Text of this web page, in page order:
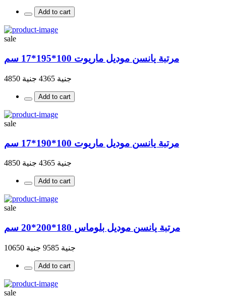
Add to cart
sale
مرتبة يانسن موديل ماريوت 100*195*17 سم
جنية 4365 جنية 4850
Add to cart
sale
مرتبة يانسن موديل ماريوت 100*190*17 سم
جنية 4365 جنية 4850
Add to cart
sale
مرتبة يانسن موديل بلوماس 180*200*20 سم
جنية 9585 جنية 10650
Add to cart
sale